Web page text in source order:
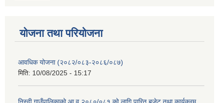
योजना तथा परियोजना
आवधिक योजना (२०८२/०८३-२०८६/०८७)
मिति: 10/08/2025 - 15:17
निस्दी गाउँपालिकाको आ.व.२०८०/०८१ को लागि पारित बजेट तथा कार्यक्रम